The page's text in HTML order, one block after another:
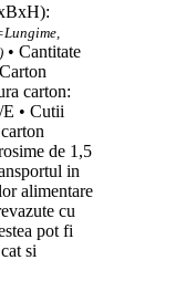
• Cantitate
carton:
• Cutii
de 1,5
in
alimentare
cu
pot fi
si